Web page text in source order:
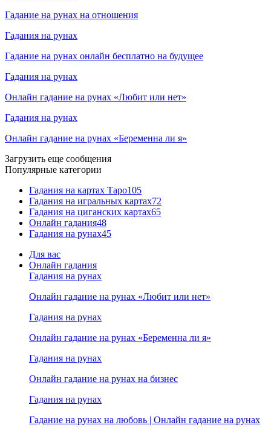
Гадание на рунах на отношения
Гадания на рунах
Гадание на рунах онлайн бесплатно на будущее
Гадания на рунах
Онлайн гадание на рунах «Любит или нет»
Гадания на рунах
Онлайн гадание на рунах «Беременна ли я»
Загрузить еще сообщения
Популярные категории
Гадания на картах Таро105
Гадания на игральных картах72
Гадания на циганских картах65
Онлайн гадания48
Гадания на рунах45
Для вас
Онлайн гадания
Гадания на рунах
Онлайн гадание на рунах «Любит или нет»
Гадания на рунах
Онлайн гадание на рунах «Беременна ли я»
Гадания на рунах
Онлайн гадание на рунах на бизнес
Гадания на рунах
Гадание на рунах на любовь | Онлайн гадание на рунах